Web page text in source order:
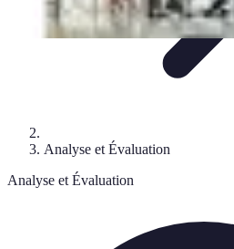
Analyse et Évaluation
Analyse et Évaluation